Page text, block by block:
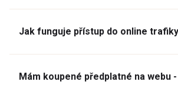
Jak funguje přístup do online
Mám koupené předplatné na webu